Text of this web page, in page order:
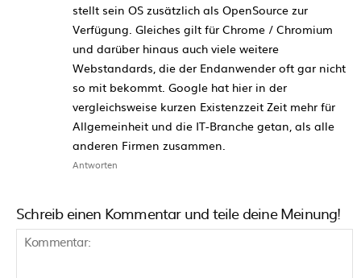
stellt sein OS zusätzlich als OpenSource zur
Verfügung. Gleiches gilt für Chrome / Chromium
und darüber hinaus auch viele weitere
Webstandards, die der Endanwender oft gar nicht
so mit bekommt. Google hat hier in der
vergleichsweise kurzen Existenzzeit Zeit mehr für
Allgemeinheit und die IT-Branche getan, als alle
anderen Firmen zusammen.
Antworten
Schreib einen Kommentar und teile deine Meinung!